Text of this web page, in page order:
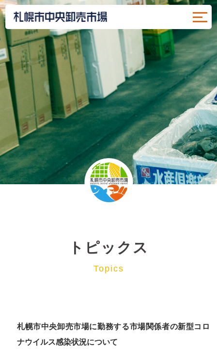
トピックス
Topics
札幌市中央卸売市場に勤務する市場関係者の新型コロ
ナウイルス感染状況について